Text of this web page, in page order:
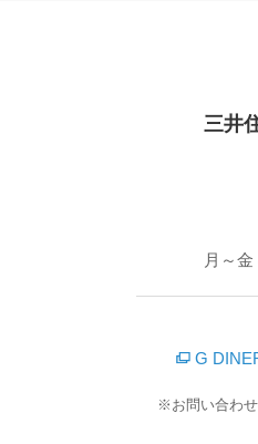
三井
月～
G
お問い合わ